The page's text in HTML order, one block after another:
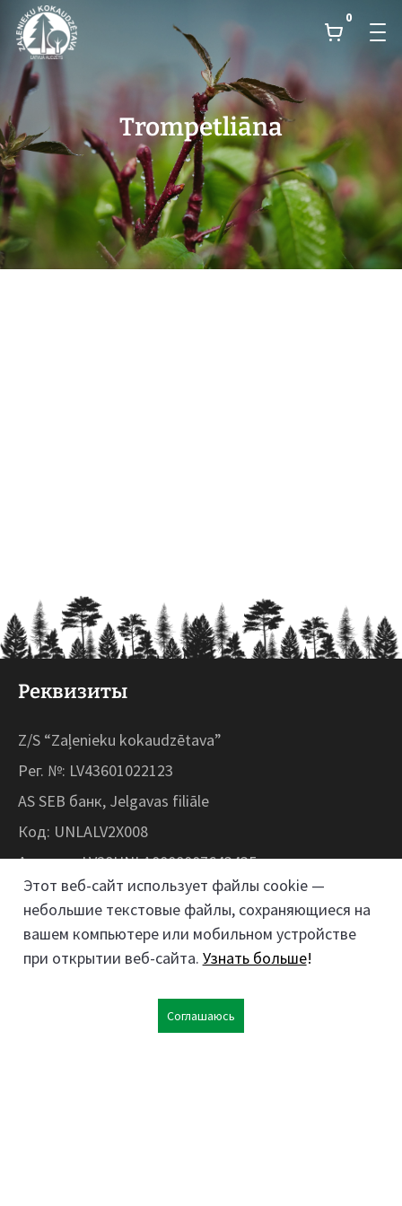
0
Trompetliāna
Реквизиты
Z/S “Zaļenieku kokaudzētava”
Рег. №: LV43601022123
AS SEB банк, Jelgavas filiāle
Код: UNLALV2X008
Аккаунт: LV28UNLA0008007643435
Kokaudzētavas iela 1, Zaļenieki, Zaļenieku
pagasts, Jelgavas novads, LV- 3011, Latvija
Этот веб-сайт использует файлы cookie —
небольшие текстовые файлы, сохраняющиеся на
вашем компьютере или мобильном устройстве
при открытии веб-сайта. Узнать больше!
Соглашаюсь